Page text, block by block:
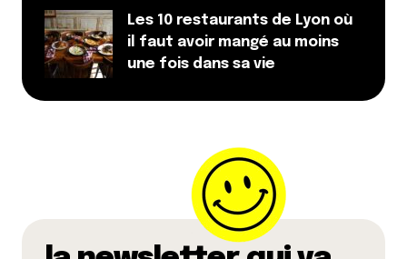
Les 10 restaurants de Lyon où
il faut avoir mangé au moins
une fois dans sa vie